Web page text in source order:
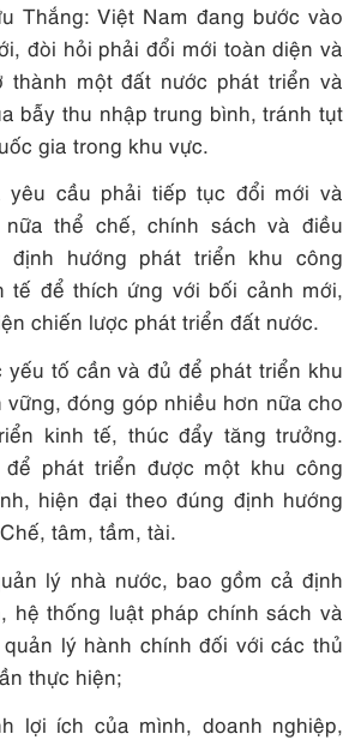
Thắng: Việt Nam đang bước vào
đòi hỏi phải đổi mới toàn diện và
thành một đất nước phát triển và
bẫy thu nhập trung bình, tránh tụt
gia trong khu vực.
cầu phải tiếp tục đổi mới và
thể chế, chính sách và điều
định hướng phát triển khu công
tế để thích ứng với bối cảnh mới,
chiến lược phát triển đất nước.
yếu tố cần và đủ để phát triển khu
đóng góp nhiều hơn nữa cho
kinh tế, thúc đẩy tăng trưởng.
phát triển được một khu công
hiện đại theo đúng định hướng
tâm, tầm, tài.
lý nhà nước, bao gồm cả định
hệ thống luật pháp chính sách và
lý hành chính đối với các thủ
thực hiện;
lợi ích của mình, doanh nghiệp,